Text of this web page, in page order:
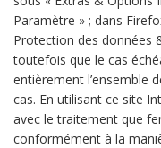
Paramètre » ; dans
Protection des données
toutefois que le cas
entièrement l’ensemble
cas. En utilisant ce site
avec le traitement que
conformément à la